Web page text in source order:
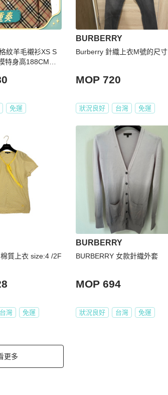
紋羊毛襯衫XS S
特身高188CM，
免運
BURBERRY
Burberry 針織上衣M號的尺寸
MOP 720
狀況良好 台灣 免運
質上衣 size:4 /2F
台灣 免運
BURBERRY
BURBERRY 女款針織外套
MOP 694
狀況良好 台灣 免運
更多